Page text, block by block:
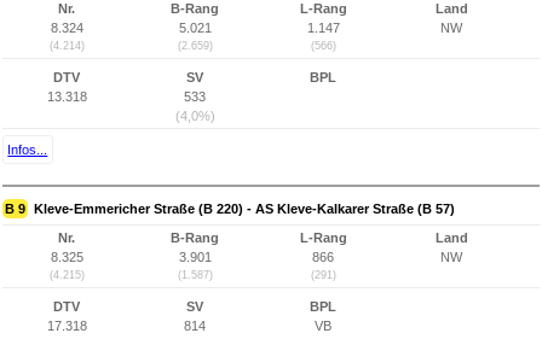
Nr.
8.324
(4.214)
B-Rang
5.021
(2.659)
L-Rang
1.147
(566)
Land
NW
DTV
13.318
SV
533
(4,0%)
BPL
Infos...
B 9 Kleve-Emmericher Straße (B 220) - AS Kleve-Kalkarer Straße (B 57)
Nr.
8.325
(4.215)
B-Rang
3.901
(1.587)
L-Rang
866
(291)
Land
NW
DTV
17.318
SV
814
BPL
VB